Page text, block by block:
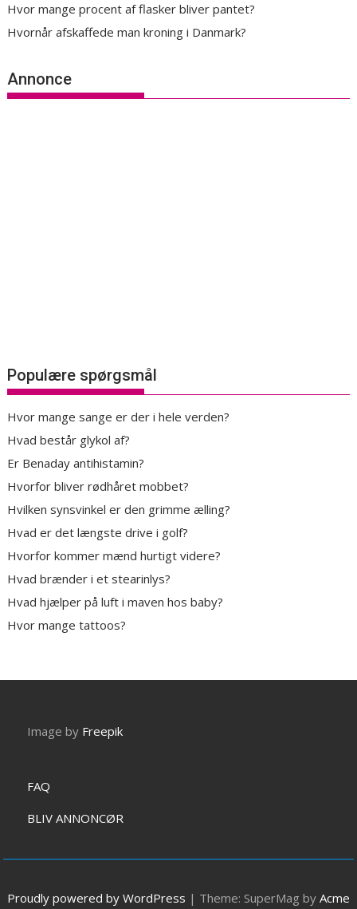
Hvor mange procent af flasker bliver pantet?
Hvornår afskaffede man kroning i Danmark?
Annonce
Populære spørgsmål
Hvor mange sange er der i hele verden?
Hvad består glykol af?
Er Benaday antihistamin?
Hvorfor bliver rødhåret mobbet?
Hvilken synsvinkel er den grimme ælling?
Hvad er det længste drive i golf?
Hvorfor kommer mænd hurtigt videre?
Hvad brænder i et stearinlys?
Hvad hjælper på luft i maven hos baby?
Hvor mange tattoos?
Image by Freepik
FAQ
BLIV ANNONCØR
Proudly powered by WordPress | Theme: SuperMag by Acme